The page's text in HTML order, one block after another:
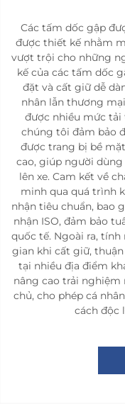
Các tấm dốc gập
được thiết kế nhằm
vượt trội cho những
kế của các tấm dốc
đặt và cất giữ dễ
nhân lẫn thương
được nhiều mức tải
chúng tôi đảm bảo
được trang bị bề
cao, giúp người
lên xe. Cam kết về
minh qua quá trình
nhận tiêu chuẩn, bao
nhận ISO, đảm bảo
quốc tế. Ngoài ra,
gian khi cất giữ,
tại nhiều địa điểm
nâng cao trải
chủ, cho phép cá
cách độc